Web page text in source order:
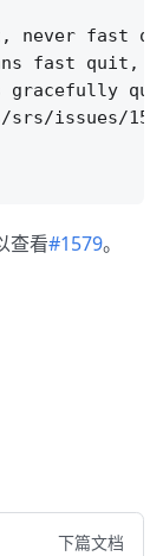
never fast
fast quit,
gracefully
issues/
查看#1579。
下篇文档